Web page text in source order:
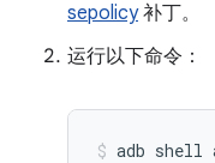
sepolicy补丁。
运行以下命令：
adb shell